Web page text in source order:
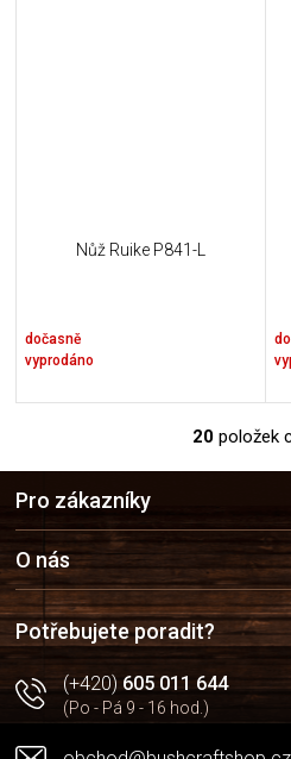
Nůž Ruike P841-L
dočasně
vyprodáno
O
v
d
a
c
í
p
r
k
y
20 položek
a
t
í
Pro zákazníky
O nás
Potřebujete poradit?
(+420)605 011 644
(Po - Pá 9 - 16 hod.)